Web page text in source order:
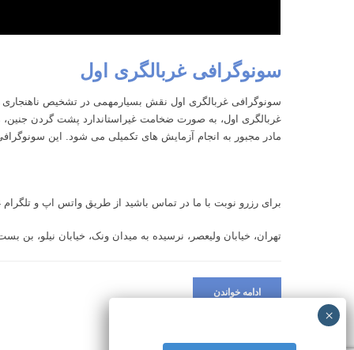
سونوگرافی غربالگری اول
غربالگری اول، به صورت ضخامت غیراستاندارد پشت گردن جنین،
مادر مجبور به انجام آزمایش های تکمیلی می شود. این سونوگرافی
برای رزرو نوبت با ما در تماس باشید از طریق واتس اپ و تلگرام 09918283304
تهران، خیابان ولیعصر، نرسیده به میدان ونک، خیابان نیلو، بن
ادامه خواندن